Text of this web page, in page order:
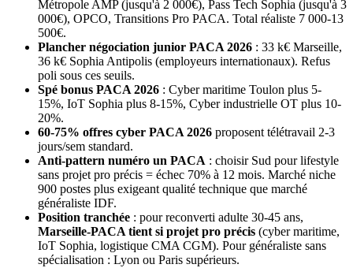
Métropole AMP (jusqu'à 2 000€), Pass Tech Sophia (jusqu'à 3
000€), OPCO, Transitions Pro PACA. Total réaliste 7 000-13
500€.
Plancher négociation junior PACA 2026 : 33 k€ Marseille,
36 k€ Sophia Antipolis (employeurs internationaux). Refus
poli sous ces seuils.
Spé bonus PACA 2026 : Cyber maritime Toulon plus 5-
15%, IoT Sophia plus 8-15%, Cyber industrielle OT plus 10-
20%.
60-75% offres cyber PACA 2026 proposent télétravail 2-3
jours/sem standard.
Anti-pattern numéro un PACA : choisir Sud pour lifestyle
sans projet pro précis = échec 70% à 12 mois. Marché niche
900 postes plus exigeant qualité technique que marché
généraliste IDF.
Position tranchée : pour reconverti adulte 30-45 ans,
Marseille-PACA tient si projet pro précis (cyber maritime,
IoT Sophia, logistique CMA CGM). Pour généraliste sans
spécialisation : Lyon ou Paris supérieurs.